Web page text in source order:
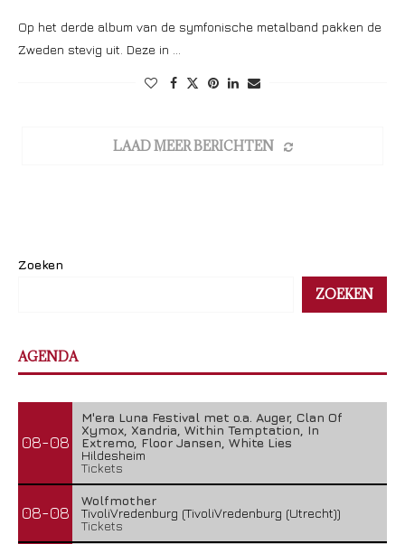
Op het derde album van de symfonische metalband pakken de
Zweden stevig uit. Deze in …
LAAD MEER BERICHTEN
Zoeken
ZOEKEN
AGENDA
08-08
M'era Luna Festival met o.a. Auger, Clan Of
Xymox, Xandria, Within Temptation, In
Extremo, Floor Jansen, White Lies
Hildesheim
Tickets
08-08
Wolfmother
TivoliVredenburg (TivoliVredenburg (Utrecht))
Tickets